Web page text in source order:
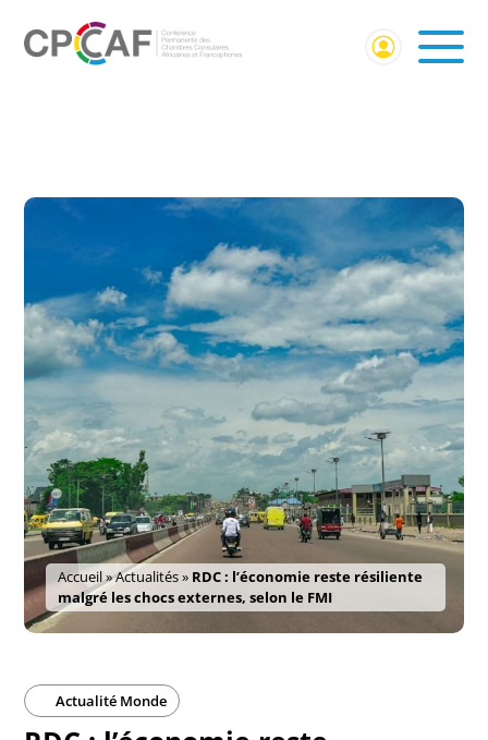
Accueil»Actualités» RDC : l’économie reste résiliente
malgré les chocs externes, selon le FMI
Actualité Monde